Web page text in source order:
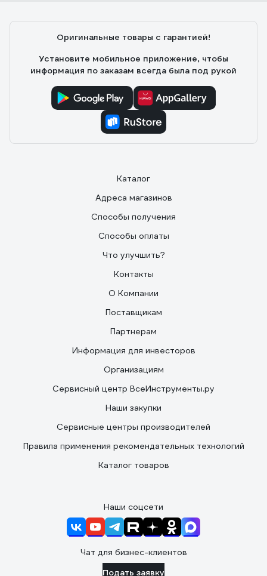
Оригинальные товары с гарантией!
Установите мобильное приложение, чтобы
информация по заказам всегда была под рукой
Каталог
Адреса магазинов
Способы получения
Способы оплаты
Что улучшить?
Контакты
О Компании
Поставщикам
Партнерам
Информация для инвесторов
Организациям
Сервисный центр ВсеИнструменты.ру
Наши закупки
Сервисные центры производителей
Правила применения рекомендательных технологий
Каталог товаров
Наши соцсети
Чат для бизнес-клиентов
Подать заявку